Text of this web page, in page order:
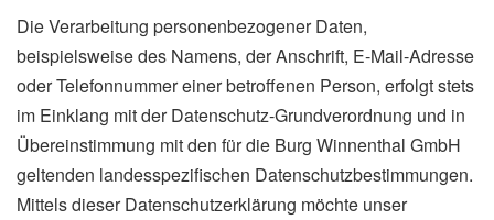
Die Verarbeitung personenbezogener Daten,
beispielsweise des Namens, der Anschrift, E-Mail-Adresse
oder Telefonnummer einer betroffenen Person, erfolgt stets
im Einklang mit der Datenschutz-Grundverordnung und in
Übereinstimmung mit den für die Burg Winnenthal GmbH
geltenden landesspezifischen Datenschutzbestimmungen.
Mittels dieser Datenschutzerklärung möchte unser